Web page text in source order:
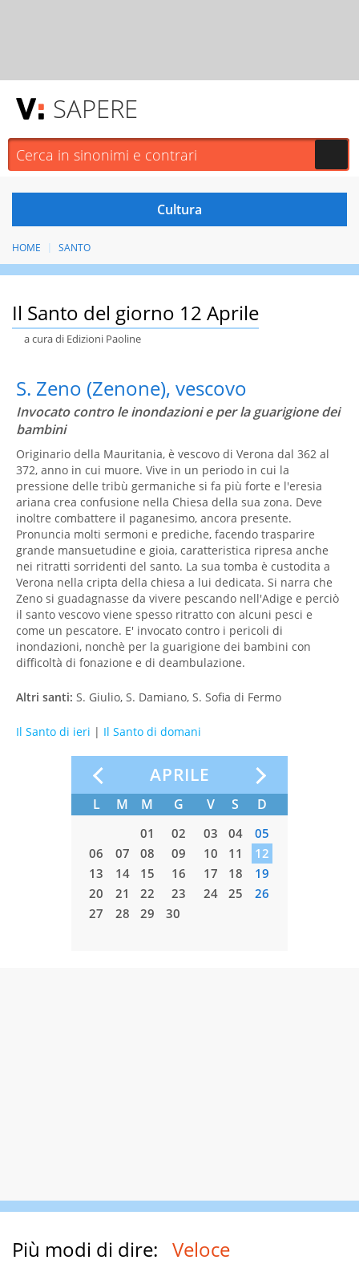
SAPERE
HOME SANTO
Il Santo del giorno 12 Aprile
a cura di Edizioni Paoline
S. Zeno (Zenone), vescovo
Invocato contro le inondazioni e per la guarigione dei
bambini
Originario della Mauritania, è vescovo di Verona dal 362 al
372, anno in cui muore. Vive in un periodo in cui la
pressione delle tribù germaniche si fa più forte e l'eresia
ariana crea confusione nella Chiesa della sua zona. Deve
inoltre combattere il paganesimo, ancora presente.
Pronuncia molti sermoni e prediche, facendo trasparire
grande mansuetudine e gioia, caratteristica ripresa anche
nei ritratti sorridenti del santo. La sua tomba è custodita a
Verona nella cripta della chiesa a lui dedicata. Si narra che
Zeno si guadagnasse da vivere pescando nell'Adige e perciò
il santo vescovo viene spesso ritratto con alcuni pesci e
come un pescatore. E' invocato contro i pericoli di
inondazioni, nonchè per la guarigione dei bambini con
difficoltà di fonazione e di deambulazione.
Altri santi: S. Giulio, S. Damiano, S. Sofia di Fermo
Il Santo di ieri | Il Santo di domani
APRILE
L M M G V S D
01 02 03 04
05
06
07 08 09 10 11
12
13
14 15 16 17 18
19
20
21 22 23 24 25
26
27
28 29 30
Più modi di dire: Veloce